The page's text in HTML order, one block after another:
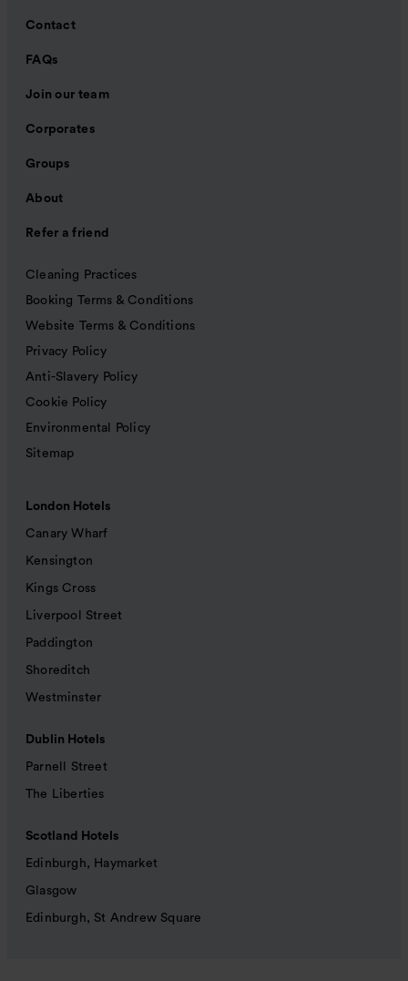
Contact
FAQs
Join our team
Corporates
Groups
About
Refer a friend
Cleaning Practices
Booking Terms & Conditions
Website Terms & Conditions
Privacy Policy
Anti-Slavery Policy
Cookie Policy
Environmental Policy
Sitemap
London Hotels
Canary Wharf
Kensington
Kings Cross
Liverpool Street
Paddington
Shoreditch
Westminster
Dublin Hotels
Parnell Street
The Liberties
Scotland Hotels
Edinburgh, Haymarket
Glasgow
Edinburgh, St Andrew Square